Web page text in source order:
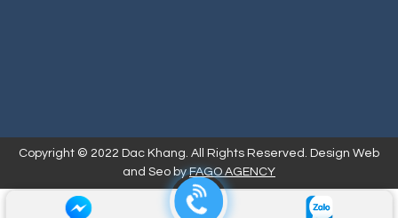
Copyright © 2022 Dac Khang. All Rights Reserved. Design Web
and Seo byFAGO AGENCY